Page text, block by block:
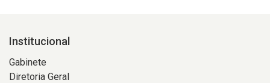
Institucional
Gabinete
Diretoria Geral